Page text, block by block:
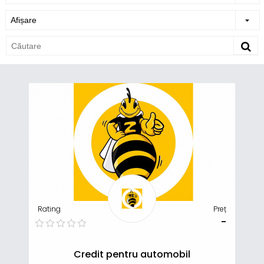
Rating Preț
-
Credit pentru automobil